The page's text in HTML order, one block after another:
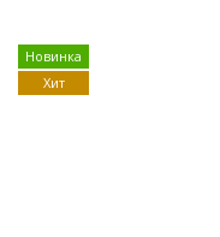
Новинка
Хит